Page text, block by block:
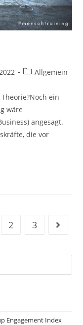
Beitrags-
Allgemein
ein
wäre
angesagt.
die vor
2 3 Gehe
Engagement Index